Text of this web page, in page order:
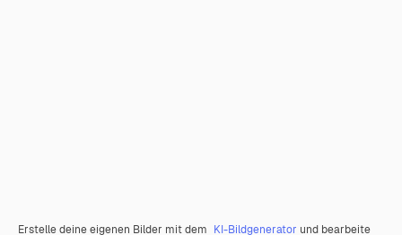
Erstelle deine eigenen Bilder mit dem KI-Bildgenerator und bearbeite